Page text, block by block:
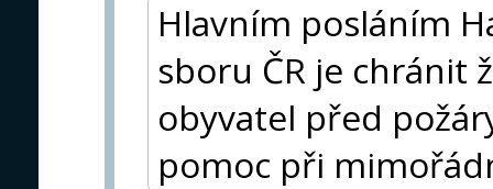
Hlavním posláním
sboru ČR je chránit
obyvatel před
pomoc při